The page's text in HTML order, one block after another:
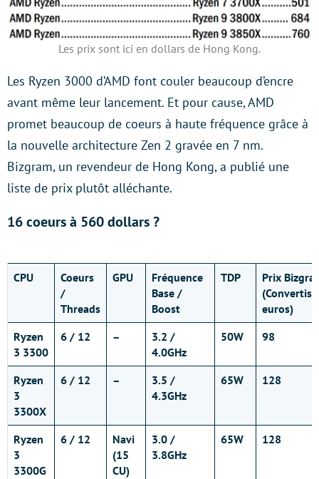
Les prix sont ici en dollars de Hong Kong.
Les Ryzen 3000 d’AMD font couler beaucoup d’encre
avant même leur lancement. Et pour cause, AMD
promet beaucoup de coeurs à haute fréquence grâce à
la nouvelle architecture Zen 2 gravée en 7 nm.
Bizgram, un revendeur de Hong Kong, a publié une
liste de prix plutôt alléchante.
16 coeurs à 560 dollars ?
CPU
Coeurs
/
Threads
GPU
Fréquence
Base /
Boost
TDP
Prix
(Convertis
euros)
Ryzen
3 3300
6 / 12 –
3.2 /
4.0GHz
50W 98
Ryzen
3
3300X
6 / 12 –
3.5 /
4.3GHz
65W 128
Ryzen
3
3300G
6 / 12
Navi
(15
CU)
3.0 /
3.8GHz
65W 128